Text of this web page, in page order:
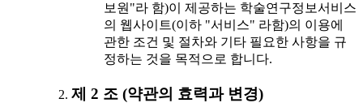
보원"라 함)이 제공하는 학술연구정보서비스
의 웹사이트(이하 "서비스" 라함)의 이용에
관한 조건 및 절차와 기타 필요한 사항을 규
정하는 것을 목적으로 합니다.
제 2 조 (약관의 효력과 변경)